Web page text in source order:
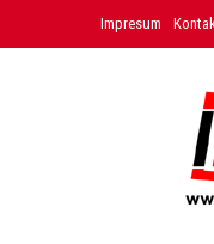
Impresum